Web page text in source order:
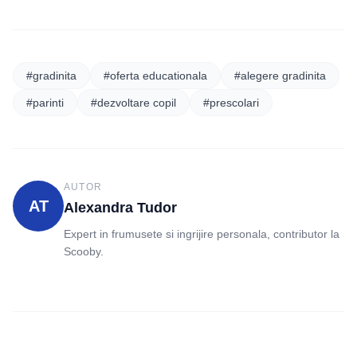
#gradinita #oferta educationala #alegere gradinita
#parinti #dezvoltare copil #prescolari
AT
AUTOR
Alexandra Tudor
Expert in frumusete si ingrijire personala, contributor la
Scooby.